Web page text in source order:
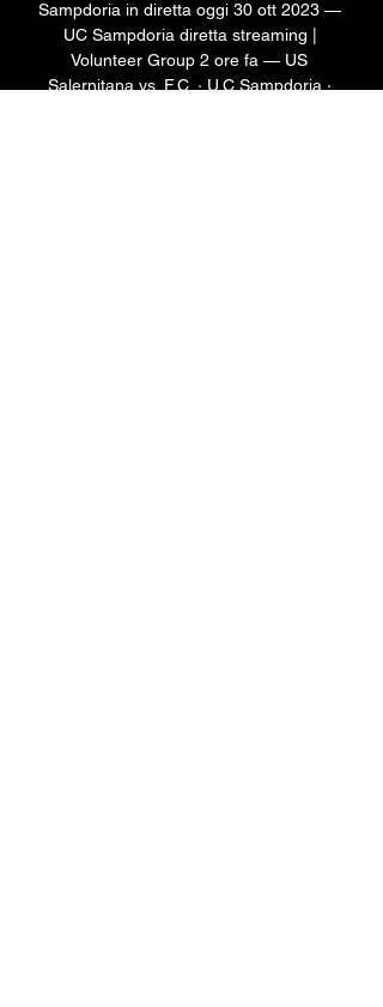
Sampdoria in diretta oggi 30 ott 2023 —
UC Sampdoria diretta streaming |
Volunteer Group 2 ore fa — US
Salernitana vs. F.C. · U.C Sampdoria ·